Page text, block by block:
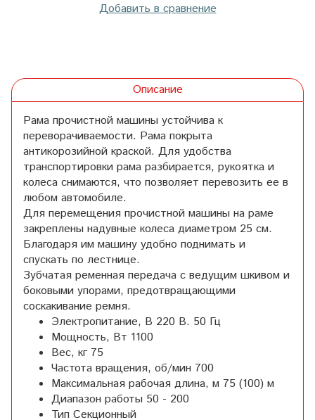
Добавить в сравнение
Описание
Рама прочистной машины устойчива к
переворачиваемости. Рама покрыта
антикорозийной краской. Для удобства
транспортировки рама разбирается, рукоятка и
колеса снимаются, что позволяет перевозить ее в
любом автомобиле.
Для перемещения прочистной машины на раме
закреплены надувные колеса диаметром 25 см.
Благодаря им машину удобно поднимать и
спускать по лестнице.
Зубчатая ременная передача с ведущим шкивом и
боковыми упорами, предотвращающими
соскакивание ремня.
Электропитание, В 220 В. 50 Гц
Мощность, Вт 1100
Вес, кг 75
Частота вращения, об/мин 700
Максимальная рабочая длина, м 75 (100) м
Диапазон работы 50 - 200
Тип Секционный